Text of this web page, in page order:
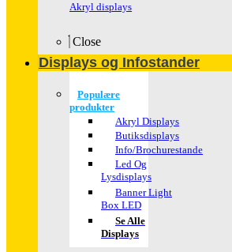
Akryl displays
Close
Displays og Infostander
Populære
produkter
Akryl Displays
Butiksdisplays
Info/Brochurestande
Led Og
Lysdisplays
Banner Light
Box LED
Se Alle
Displays